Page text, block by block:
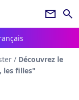
newsletter search
/ Découvrez le
les filles"